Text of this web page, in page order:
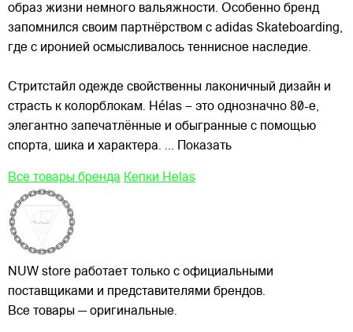
образ жизни немного вальяжности. Особенно бренд
запомнился своим партнёрством с adidas Skateboarding,
где с иронией осмысливалось теннисное наследие.
Стритстайл одежде свойственны лаконичный дизайн и
страсть к колорблокам. Hélas – это однозначно 80-е,
элегантно запечатлённые и обыгранные с помощью
спорта, шика и характера. ... Показать
Все товары бренда Кепки Helas
NUW store работает только с официальными
поставщиками и представителями брендов.
Все товары — оригинальные.